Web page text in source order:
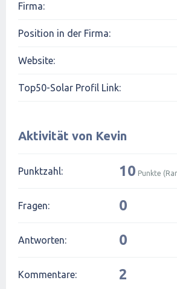
Firma:
Position in der Firma:
Website:
Top50-Solar Profil Link:
Aktivität von Kevin
Punktzahl: 10 Punkte
Fragen: 0
Antworten: 0
Kommentare: 2